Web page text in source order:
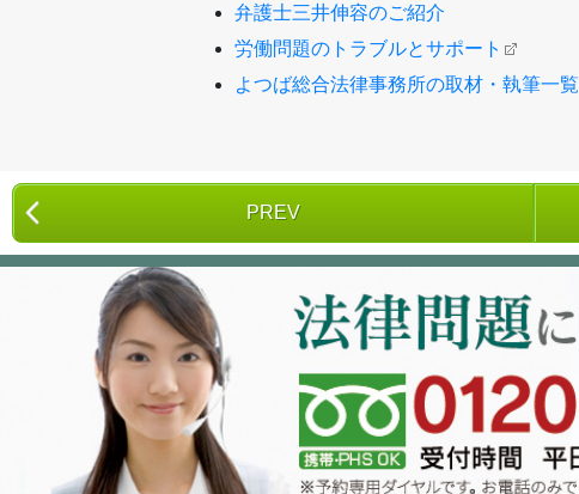
弁護士三井伸容のご紹介
労働問題のトラブルとサポート
よつば総合法律事務所の取材・執筆一覧
PREV